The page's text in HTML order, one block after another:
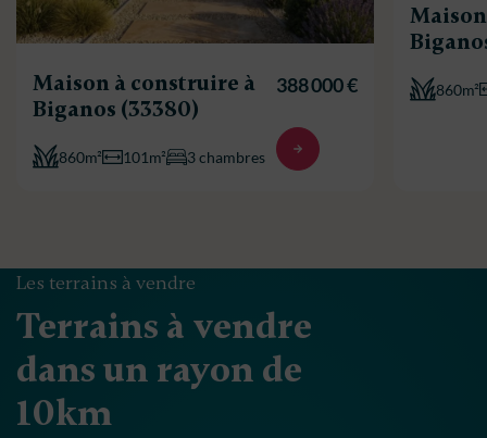
Maison à construire à
Biganos (33380)
860m² 101m² 3 chambres
388 000 € 860m²
Les terrains à vendre
Terrains à vendre
dans un rayon de
10km